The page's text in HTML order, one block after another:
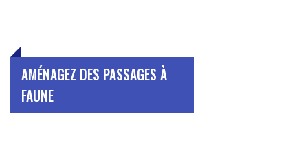
AMÉNAGEZ DES PASSAGES À
FAUNE